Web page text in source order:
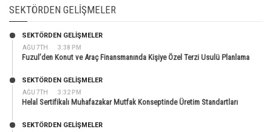
SEKTÖRDEN GELIŞMELER
AĞU 7TH 3:38 PM
SEKTÖRDEN GELIŞMELER
Fuzul’den Konut ve Araç Finansmanında Kişiye Özel Terzi Usulü Planlama
AĞU 7TH 3:32 PM
SEKTÖRDEN GELIŞMELER
Helal Sertifikalı Muhafazakar Mutfak Konseptinde Üretim Standartları
SEKTÖRDEN GELIŞMELER